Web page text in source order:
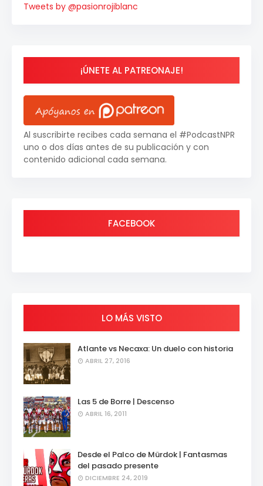
Tweets by @pasionrojiblanc
¡ÚNETE AL PATREONAJE!
Al suscribirte recibes cada semana el #PodcastNPR
uno o dos días antes de su publicación y con
contenido adicional cada semana.
FACEBOOK
LO MÁS VISTO
Atlante vs Necaxa: Un duelo con historia
ABRIL 27, 2016
Las 5 de Borre | Descenso
ABRIL 16, 2011
Desde el Palco de Mürdok | Fantasmas
del pasado presente
DICIEMBRE 24, 2019